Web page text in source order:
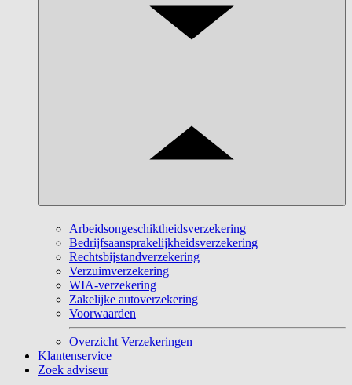
Arbeidsongeschiktheidsverzekering
Bedrijfsaansprakelijkheidsverzekering
Rechtsbijstandverzekering
Verzuimverzekering
WIA-verzekering
Zakelijke autoverzekering
Voorwaarden
Overzicht Verzekeringen
Klantenservice
Zoek adviseur